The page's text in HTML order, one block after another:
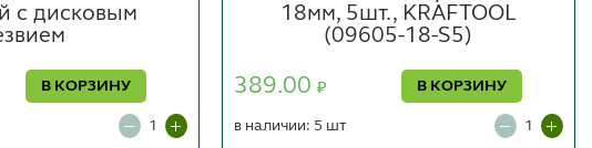
с дисковым
В КОРЗИНУ
18мм, 5шт., KRAFTOOL
(09605-18-S5)
389.00 ₽ В КОРЗИНУ
в наличии: 5 шт